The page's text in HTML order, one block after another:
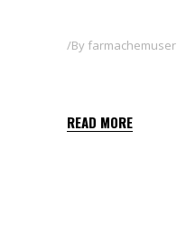
By farmachemuser
READ MORE